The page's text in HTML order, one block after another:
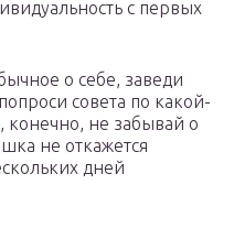
с первых
о себе, заведи
совета по какой-
конечно, не забывай о
не откажется
дней